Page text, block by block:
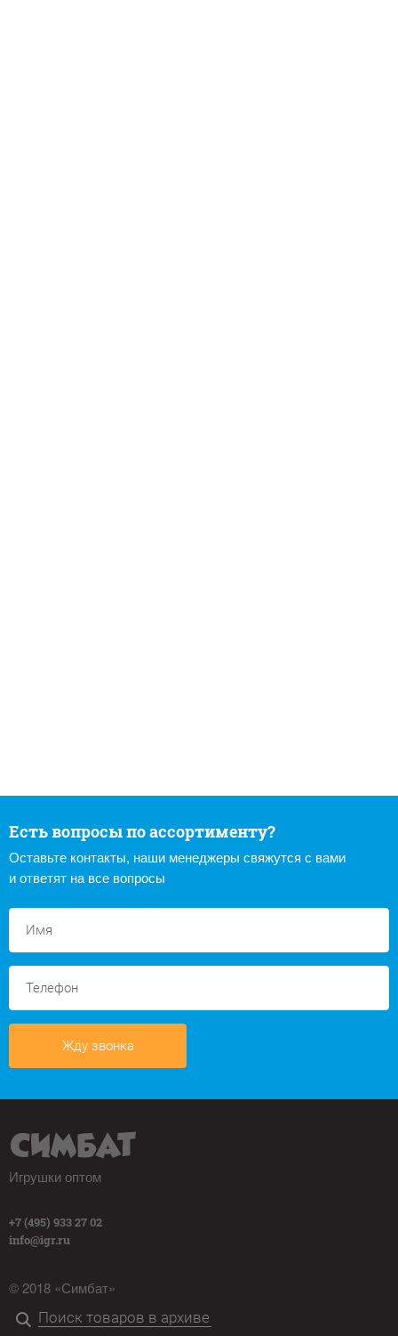
Есть вопросы по ассортименту?
Оставьте контакты, наши менеджеры свяжутся с вами
и ответят на все вопросы
Жду звонка
Игрушки оптом
+7 (495) 933 27 02
info@igr.ru
© 2018 «Симбат»